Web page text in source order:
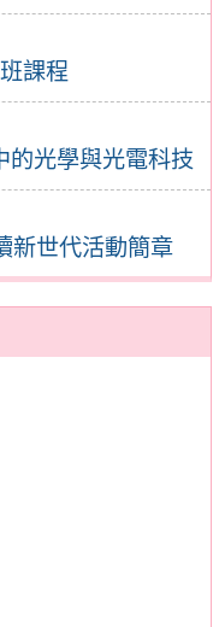
課程
的光學與光電科技
新世代活動簡章